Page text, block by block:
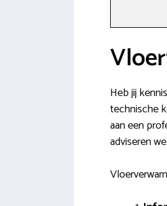
Heb jij
technische
aan een
adviseren